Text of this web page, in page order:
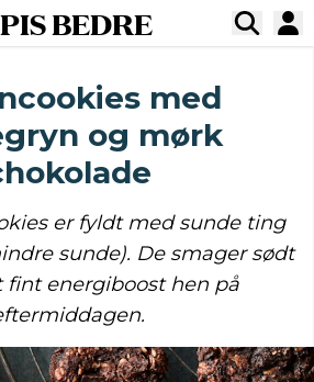
BEDRE
med
og mørk
er fyldt med sunde ting
sunde). De smager sødt
fint energiboost hen på